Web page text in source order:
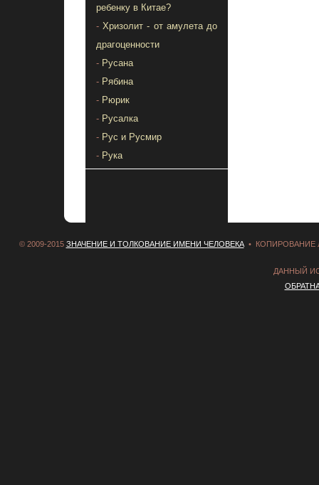
ребенку в Китае?
-Хризолит - от амулета до
драгоценности
- Русана
- Рябина
- Рюрик
- Русалка
- Рус и Русмир
- Рука
© 2009-2015 ЗНАЧЕНИЕ И ТОЛКОВАНИЕ ИМЕНИ ЧЕЛОВЕКА• КОПИРОВАНИЕ
ДАННЫЙ